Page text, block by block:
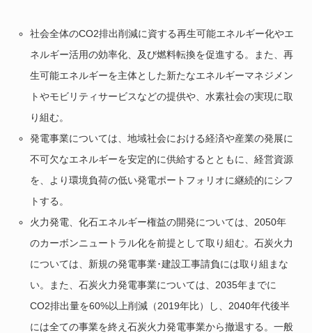
社会全体のCO2排出削減に資する再生可能エネルギー化やエ
ネルギー活用の効率化、及び燃料転換を促進する。また、再
生可能エネルギーを主体とした新たなエネルギーマネジメン
トやモビリティサービスなどの提供や、水素社会の実現に取
り組む。
発電事業については、地域社会における経済や産業の発展に
不可欠なエネルギーを安定的に供給するとともに、経営資源
を、より環境負荷の低い発電ポートフォリオに継続的にシフ
トする。
火力発電、化石エネルギー権益の開発については、2050年
のカーボンニュートラル化を前提として取り組む。石炭火力
については、新規の発電事業･建設工事請負には取り組まな
い。また、石炭火力発電事業については、2035年までに
CO2排出量を60%以上削減（2019年比）し、2040年代後半
には全ての事業を終え石炭火力発電事業から撤退する。一般